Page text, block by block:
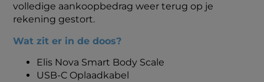
volledige aankoopbedrag weer terug op je
rekening gestort.
Wat zit er in de doos?
Elis Nova Smart Body Scale
USB-C Oplaadkabel